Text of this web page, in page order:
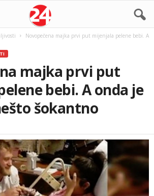
Novopečena majka prvi put mijenjala pelene bebi. A
majka prvi put
bebi. A onda je
šokantno